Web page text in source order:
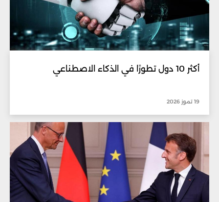
أكثر 10 دول تطورًا في الذكاء الاصطناعي
19 تموز 2026